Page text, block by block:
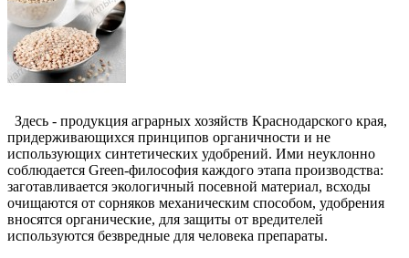
Здесь - продукция аграрных хозяйств Краснодарского края,
придерживающихся принципов органичности и не
использующих синтетических удобрений. Ими неуклонно
соблюдается Green-философия каждого этапа производства:
заготавливается экологичный посевной материал, всходы
очищаются от сорняков механическим способом, удобрения
вносятся органические, для защиты от вредителей
используются безвредные для человека препараты.